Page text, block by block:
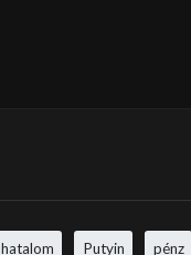
hatalom Putyin pénz